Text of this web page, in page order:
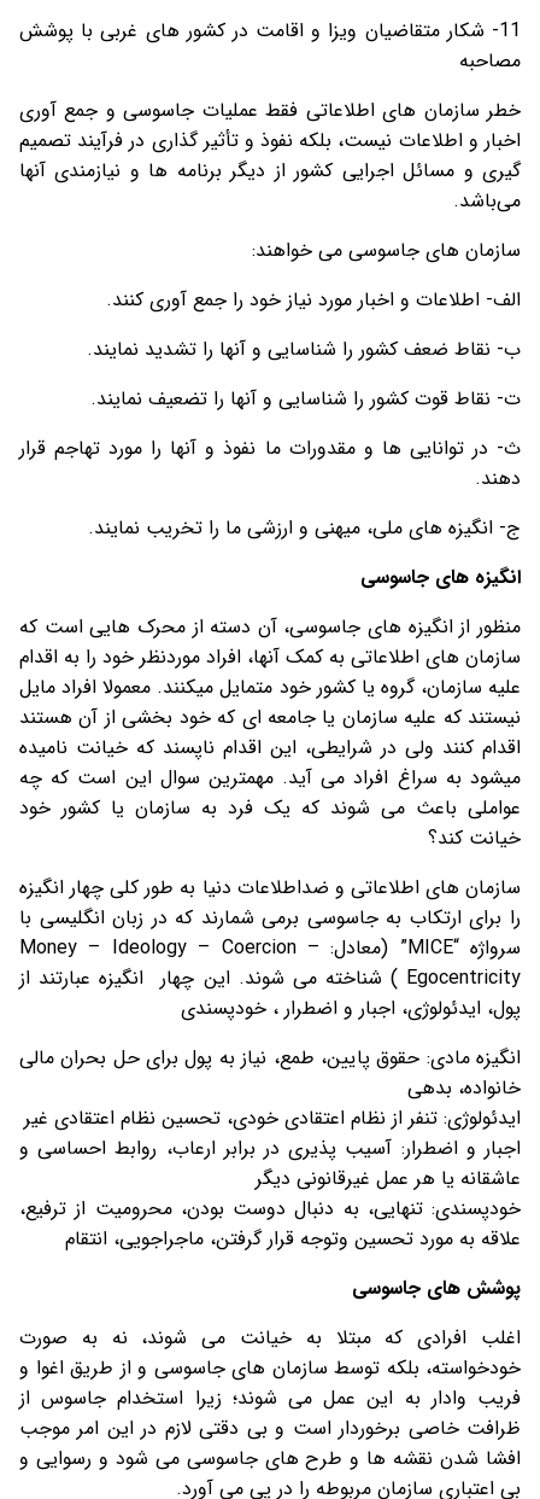
11- شکار متقاضیان ویزا و اقامت در کشور های غربی با پوشش
مصاحبه
خطر سازمان های اطلاعاتی فقط عملیات جاسوسی و جمع آوری
اخبار و اطلاعات نیست، بلکه نفوذ و تأثیر گذاری در فرآیند تصمیم
گیری و مسائل اجرایی کشور از دیگر برنامه ها و نیازمندی آنها
می‌باشد.
سازمان های جاسوسی می خواهند:
الف- اطلاعات و اخبار مورد نیاز خود را جمع آوری کنند.
ب- نقاط ضعف کشور را شناسایی و آنها را تشدید نمایند.
ت- نقاط قوت کشور را شناسایی و آنها را تضعیف نمایند.
ث- در توانایی ها و مقدورات ما نفوذ و آنها را مورد تهاجم قرار
دهند.
ج- انگیزه های ملی، میهنی و ارزشی ما را تخریب نمایند.
انگیزه های جاسوسی
منظور از انگیزه های جاسوسی، آن دسته از محرک هایی است که
سازمان های اطلاعاتی به کمک آنها، افراد موردنظر خود را به اقدام
علیه سازمان، گروه یا کشور خود متمایل میکنند. معمولا افراد مایل
نیستند که علیه سازمان یا جامعه ای که خود بخشی از آن هستند
اقدام کنند ولی در شرایطی، این اقدام ناپسند که خیانت نامیده
میشود به سراغ افراد می آید. مهمترین سوال این است که چه
عواملی باعث می شوند که یک فرد به سازمان یا کشور خود
خیانت کند؟
سازمان های اطلاعاتی و ضداطلاعات دنیا به طور کلی چهار انگیزه
را برای ارتکاب به جاسوسی برمی شمارند که در زبان انگلیسی با
سرواژه “MICE” (معادل: Money – Ideology – Coercion –
Egocentricity ) شناخته می شوند. این چهار انگیزه عبارتند از
پول، ایدئولوژی، اجبار و اضطرار ، خودپسندی
انگیزه مادی: حقوق پایین، طمع، نیاز به پول برای حل بحران مالی
خانواده، بدهی
ایدئولوژی: تنفر از نظام اعتقادی خودی، تحسین نظام اعتقادی غیر
اجبار و اضطرار: آسیب پذیری در برابر ارعاب، روابط احساسی و
عاشقانه یا هر عمل غیرقانونی دیگر
خودپسندی: تنهایی، به دنبال دوست بودن، محرومیت از ترفیع،
علاقه به مورد تحسین وتوجه قرار گرفتن، ماجراجویی، انتقام
پوشش های جاسوسی
اغلب افرادی که مبتلا به خیانت می شوند، نه به صورت
خودخواسته، بلکه توسط سازمان های جاسوسی و از طریق اغوا و
فریب وادار به این عمل می شوند؛ زیرا استخدام جاسوس از
ظرافت خاصی برخوردار است و بی دقتی لازم در این امر موجب
افشا شدن نقشه ها و طرح های جاسوسی می شود و رسوایی و
بی اعتباری سازمان مربوطه را در پی می آورد.